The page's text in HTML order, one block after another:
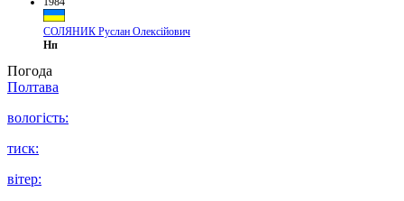
СОЛЯНИК Руслан Олексійович
Нп
Погода
Полтава
вологість:
тиск:
вітер: